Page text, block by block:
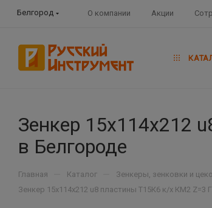
Белгород О компании Акции
Зенкер 15х114х212
в Белгороде
Главная Каталог Зенкеры, зенковки и
Зенкер 15х114х212 u8 пластины Т15К6 к/х КМ2